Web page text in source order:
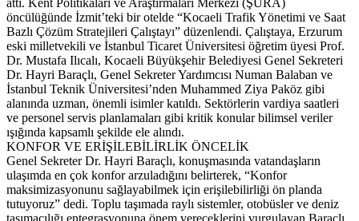
öncülüğünde İzmit’teki bir otelde “Kocaeli Trafik Yönetimi ve Saat
Bazlı Çözüm Stratejileri Çalıştayı” düzenlendi. Çalıştaya, Erzurum
eski milletvekili ve İstanbul Ticaret Üniversitesi öğretim üyesi Prof.
Dr. Mustafa Ilıcalı, Kocaeli Büyükşehir Belediyesi Genel Sekreteri
Dr. Hayri Baraçlı, Genel Sekreter Yardımcısı Numan Balaban ve
İstanbul Teknik Üniversitesi’nden Muhammed Ziya Paköz gibi
alanında uzman, önemli isimler katıldı. Sektörlerin vardiya saatleri
ve personel servis planlamaları gibi kritik konular bilimsel veriler
ışığında kapsamlı şekilde ele alındı.
KONFOR VE ERİŞİLEBİLİRLİK ÖNCELİK
Genel Sekreter Dr. Hayri Baraçlı, konuşmasında vatandaşların
ulaşımda en çok konfor arzuladığını belirterek, “Konfor
maksimizasyonunu sağlayabilmek için erişilebilirliği ön planda
tutuyoruz” dedi. Toplu taşımada raylı sistemler, otobüsler ve deniz
taşımacılığı entegrasyonuna önem vereceklerini vurgulayan Baraçlı,